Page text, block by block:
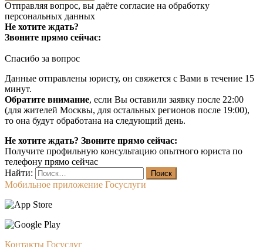
Отправляя вопрос, вы даёте согласие на обработку
персональных данных
Не хотите ждать?
Звоните прямо сейчас:
Спасибо за вопрос
Данные отправлены юристу, он свяжется с Вами в течение 15
минут.
Обратите внимание, если Вы оставили заявку после 22:00
(для жителей Москвы, для остальных регионов после 19:00),
то она будут обработана на следующий день.
Не хотите ждать? Звоните прямо сейчас:
Получите профильную консультацию опытного юриста по
телефону прямо сейчас
Найти:
Мобильное приложение Госуслуги
Контакты Госуслуг